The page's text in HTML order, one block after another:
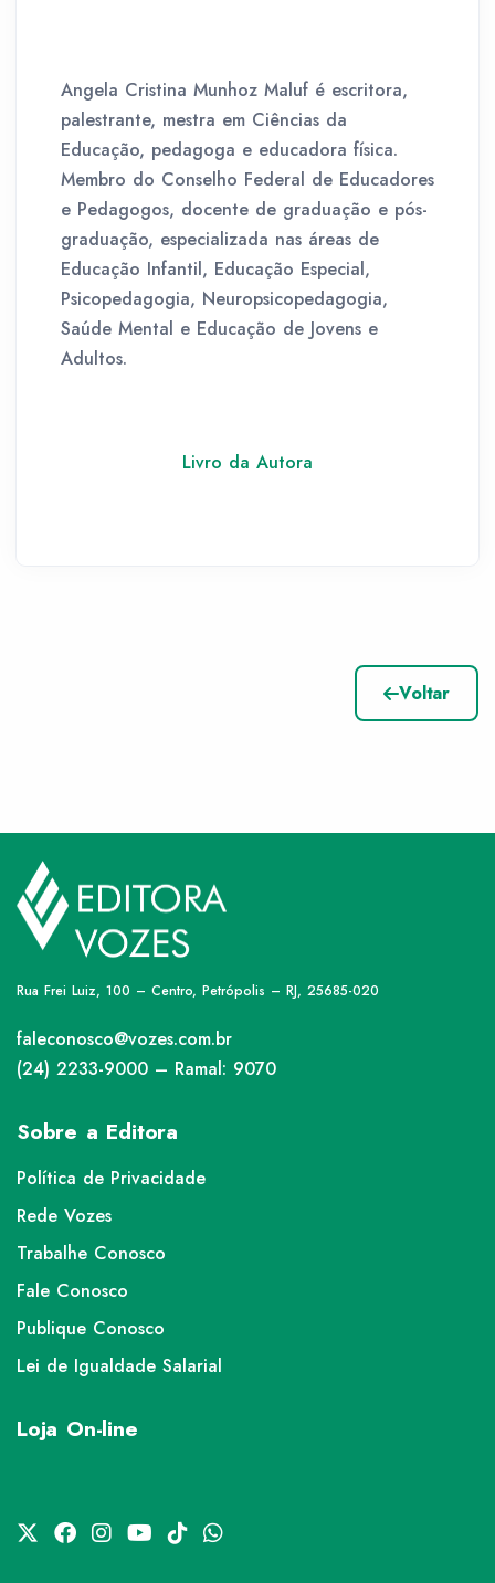
Angela Cristina Munhoz Maluf é escritora,
palestrante, mestra em Ciências da
Educação, pedagoga e educadora física.
Membro do Conselho Federal de Educadores
e Pedagogos, docente de graduação e pós-
graduação, especializada nas áreas de
Educação Infantil, Educação Especial,
Psicopedagogia, Neuropsicopedagogia,
Saúde Mental e Educação de Jovens e
Adultos.
Livro da Autora
Voltar
Rua Frei Luiz, 100 – Centro, Petrópolis – RJ, 25685-020
faleconosco@vozes.com.br
(24) 2233-9000 – Ramal: 9070
Sobre a Editora
Política de Privacidade
Rede Vozes
Trabalhe Conosco
Fale Conosco
Publique Conosco
Lei de Igualdade Salarial
Loja On-line